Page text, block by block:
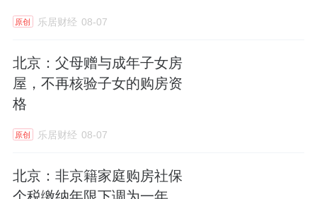
原创 乐居财经 08-07
北京：父母赠与成年子女房
屋，不再核验子女的购房资
格
原创 乐居财经 08-07
北京：非京籍家庭购房社保
个税缴纳年限下调为一年